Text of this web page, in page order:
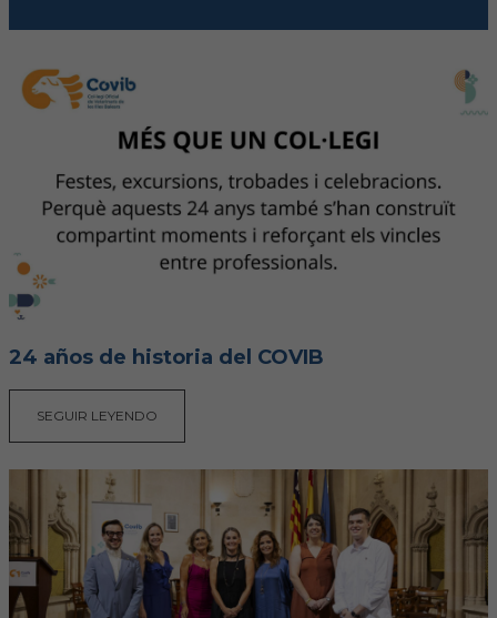
Formación COVIB
Certificados de formaciones COVIB
ACTUALIDAD
Revista Colegial
Notas de prensa
Hemeroteca
IDENTIFICACIÓN ANIMAL
24 años de historia del COVIB
SEGUIR LEYENDO